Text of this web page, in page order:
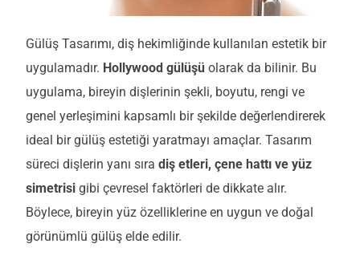
Gülüş Tasarımı, diş hekimliğinde kullanılan estetik bir
uygulamadır. Hollywood gülüşü olarak da bilinir. Bu
uygulama, bireyin dişlerinin şekli, boyutu, rengi ve
genel yerleşimini kapsamlı bir şekilde değerlendirerek
ideal bir gülüş estetiği yaratmayı amaçlar. Tasarım
süreci dişlerin yanı sıra diş etleri, çene hattı ve yüz
simetrisi gibi çevresel faktörleri de dikkate alır.
Böylece, bireyin yüz özelliklerine en uygun ve doğal
görünümlü gülüş elde edilir.